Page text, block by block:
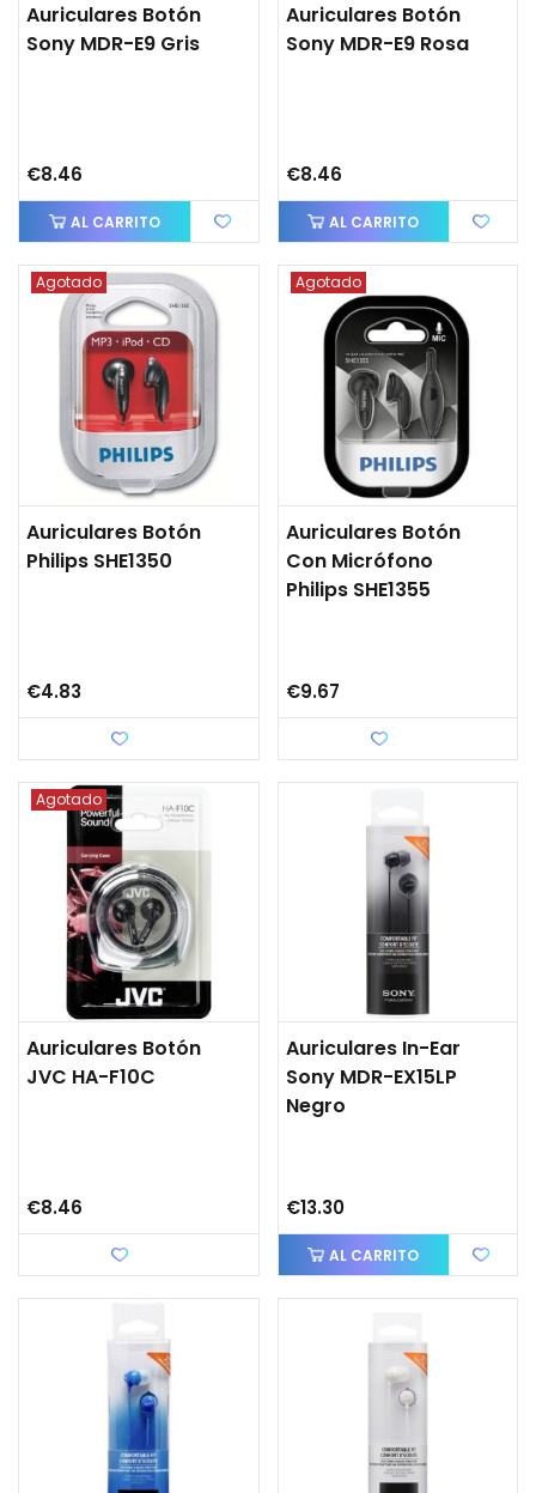
Auriculares Botón
Sony MDR-E9 Gris
€8.46
AL CARRITO
Auriculares Botón
Sony MDR-E9 Rosa
€8.46
AL CARRITO
Agotado
Auriculares Botón
Philips SHE1350
€4.83
Agotado
Auriculares Botón
Con Micrófono
Philips SHE1355
€9.67
Agotado
Auriculares Botón
JVC HA-F10C
€8.46
Auriculares In-Ear
Sony MDR-EX15LP
Negro
€13.30
AL CARRITO